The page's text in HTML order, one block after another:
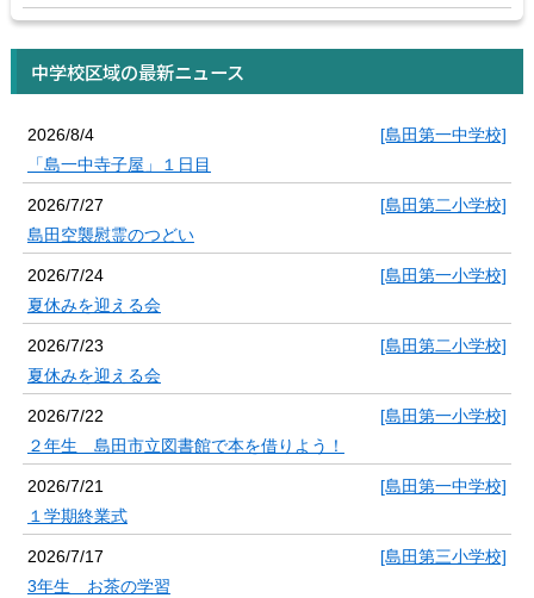
中学校区域の最新ニュース
2026/8/4
[島田第一中学校]
「島一中寺子屋」１日目
2026/7/27
[島田第二小学校]
島田空襲慰霊のつどい
2026/7/24
[島田第一小学校]
夏休みを迎える会
2026/7/23
[島田第二小学校]
夏休みを迎える会
2026/7/22
[島田第一小学校]
２年生 島田市立図書館で本を借りよう！
2026/7/21
[島田第一中学校]
１学期終業式
2026/7/17
[島田第三小学校]
3年生 お茶の学習